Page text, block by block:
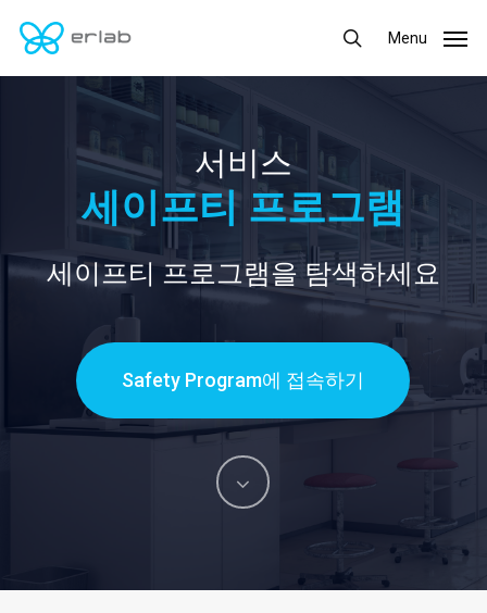
main
search
Menu
서비스
세이프티 프로그램
세이프티 프로그램을 탐색하세요
Safety Program에 접속하기
Navigate
the